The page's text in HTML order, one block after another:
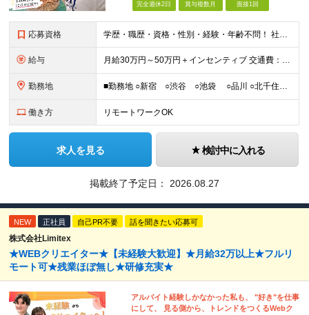
完全週休2日 賞与複数月 面接1回
応募資格 学歴・職歴・資格・性別・経験・年齢不問！ 社会人経験ゼロ、昼職経験ゼロでもご安心ください♪ 〈年功序列の完全撤廃〉 学歴、職歴、資格、経験など関係なく 頑張った分だけ正当に評価される。 だから昇格
給与 月給30万円～50万円＋インセンティブ 交通費：全額支給 ※試用期間3ヶ月間は契約社員で月給25万円 ※研修先は、面談時にご相談させていただきます ☆昇給・昇格有 ☆インセンティブ有
勤務地 ■勤務地 ○新宿 ○渋谷 ○池袋 ○品川 ○北千住 ※あなたの経験やスキルに応じて研修先は、 面談時にてご相談させていただきます。 (変更の範囲)上記を除く当社関連勤務地 ■本社 東
働き方 リモートワークOK
求人を見る 検討中に入れる
掲載終了予定日： 2026.08.27
NEW 正社員 自己PR不要 話を聞きたい応募可
株式会社Limitex
★WEBクリエイター★【未経験大歓迎】★月給32万以上★フルリ
モート可★残業ほぼ無し★研修充実★
アルバイト経験しかなかった私も、 "好き"を仕事
にして、 見る側から、トレンドをつくるWebク